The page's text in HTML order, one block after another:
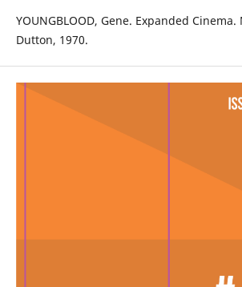
YOUNGBLOOD, Gene. Expanded Cinema.
Dutton, 1970.